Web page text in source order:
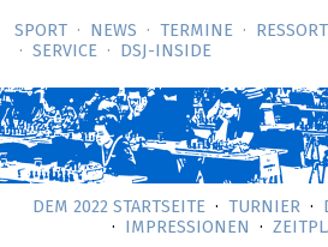
SPORT NEWS TERMINE
SERVICE
DSJ-­INSIDE
DEM 2022 STARTSEITE TURNIER
IMPRESSIONEN